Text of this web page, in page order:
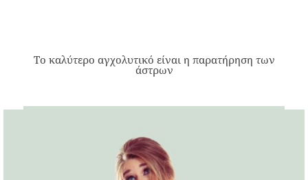
Το καλύτερο αγχολυτικό είναι η παρατήρηση των
άστρων